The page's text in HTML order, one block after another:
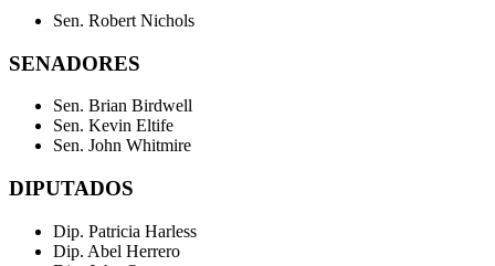
Sen. Robert Nichols
SENADORES
Sen. Brian Birdwell
Sen. Kevin Eltife
Sen. John Whitmire
DIPUTADOS
Dip. Patricia Harless
Dip. Abel Herrero